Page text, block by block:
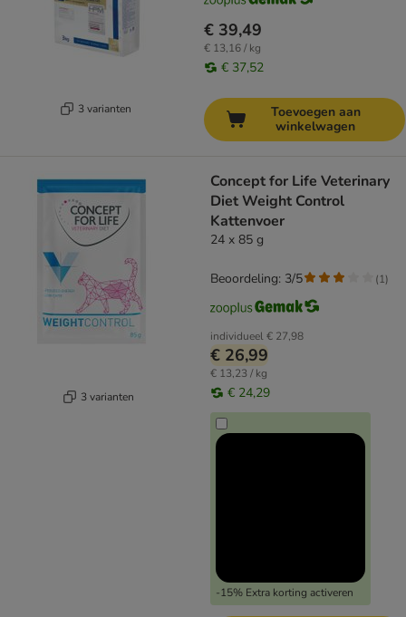
3 varianten
€ 39,49
€ 13,16 / kg
€ 37,52
Toevoegen aan
winkelwagen
3 varianten
Concept for Life Veterinary
Diet Weight Control
Kattenvoer
24 x 85 g
individueel€ 27,98
€ 26,99
€ 13,23 / kg
€ 24,29
-15% Extra korting activeren
Beoordeling: 3/5 (1)